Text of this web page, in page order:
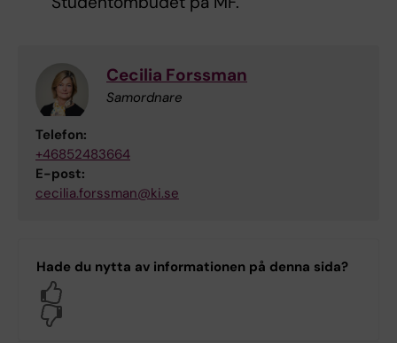
Cecilia Forssman
Samordnare
Telefon:
+46852483664
E-post:
cecilia.forssman@ki.se
Hade du nytta av informationen på denna sida?